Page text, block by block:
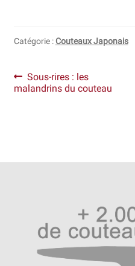
Catégorie :Couteaux Japonais
Navigation
de
Article
précédent :
Sous-rires : les
malandrins du couteau